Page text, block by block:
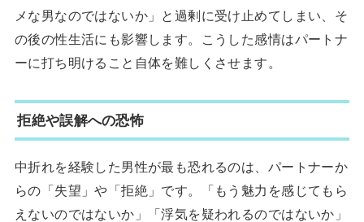
メな男なのではないか」と過剰に受け止めてしまい、そ
の後の性生活にも影響します。こうした感情はパートナ
ーに打ち明けること自体を難しくさせます。
拒絶や誤解への恐怖
中折れを経験した男性が最も恐れるのは、パートナーか
らの「失望」や「拒絶」です。「もう魅力を感じてもら
えないのではないか」「浮気を疑われるのではないか」